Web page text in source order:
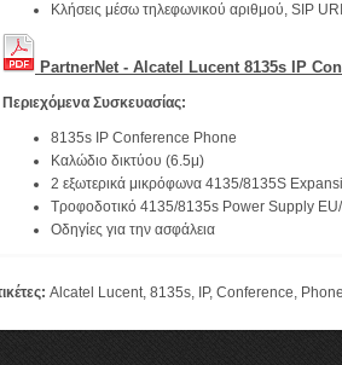
Κλήσεις μέσω τηλεφωνικού αριθμού, SIP
PartnerNet - Alcatel Lucent 8135s IP
Περιεχόμενα Συσκευασίας:
8135s IP Conference Phone
Καλώδιο δικτύου (6.5μ)
2 εξωτερικά μικρόφωνα 4135/8135S
Τροφοδοτικό 4135/8135s Power Supply
Οδηγίες για την ασφάλεια
Alcatel Lucent, 8135s, IP, Conference, Phone